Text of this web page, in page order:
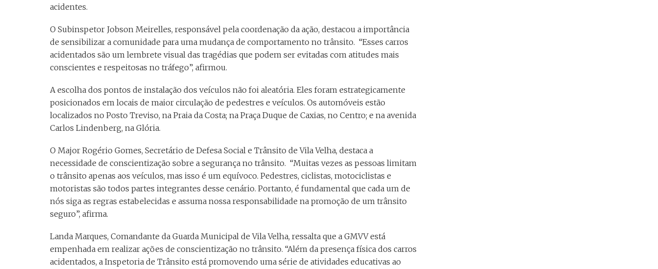
acidentes.
O Subinspetor Jobson Meirelles, responsável pela coordenação da ação, destacou a importância
de sensibilizar a comunidade para uma mudança de comportamento no trânsito. “Esses carros
acidentados são um lembrete visual das tragédias que podem ser evitadas com atitudes mais
conscientes e respeitosas no tráfego”, afirmou.
A escolha dos pontos de instalação dos veículos não foi aleatória. Eles foram estrategicamente
posicionados em locais de maior circulação de pedestres e veículos. Os automóveis estão
localizados no Posto Treviso, na Praia da Costa; na Praça Duque de Caxias, no Centro; e na avenida
Carlos Lindenberg, na Glória.
O Major Rogério Gomes, Secretário de Defesa Social e Trânsito de Vila Velha, destaca a
necessidade de conscientização sobre a segurança no trânsito. “Muitas vezes as pessoas limitam
o trânsito apenas aos veículos, mas isso é um equívoco. Pedestres, ciclistas, motociclistas e
motoristas são todos partes integrantes desse cenário. Portanto, é fundamental que cada um de
nós siga as regras estabelecidas e assuma nossa responsabilidade na promoção de um trânsito
seguro”, afirma.
Landa Marques, Comandante da Guarda Municipal de Vila Velha, ressalta que a GMVV está
empenhada em realizar ações de conscientização no trânsito. “Além da presença física dos carros
acidentados, a Inspetoria de Trânsito está promovendo uma série de atividades educativas ao